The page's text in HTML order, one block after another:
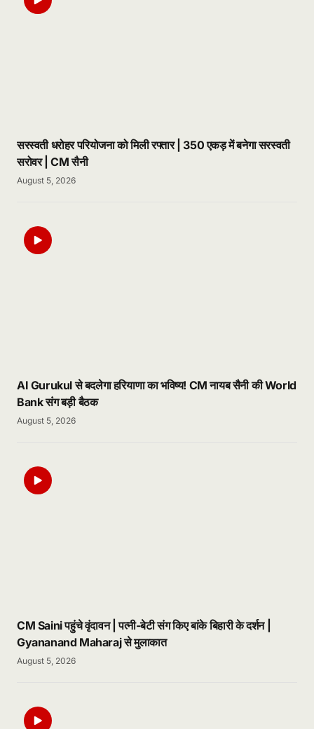
सरस्वती धरोहर परियोजना को मिली रफ्तार | 350 एकड़ में बनेगा सरस्वती
सरोवर | CM सैनी
August 5, 2026
AI Gurukul से बदलेगा हरियाणा का भविष्य! CM नायब सैनी की World
Bank संग बड़ी बैठक
August 5, 2026
CM Saini पहुंचे वृंदावन | पत्नी-बेटी संग किए बांके बिहारी के दर्शन |
Gyananand Maharaj से मुलाकात
August 5, 2026